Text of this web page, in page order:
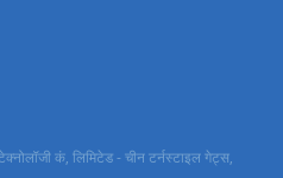
कं, लिमिटेड - चीन टर्नस्टाइल गेट्स,